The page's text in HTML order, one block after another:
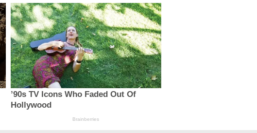
’90s TV Icons Who Faded Out Of
Hollywood
Brainberries